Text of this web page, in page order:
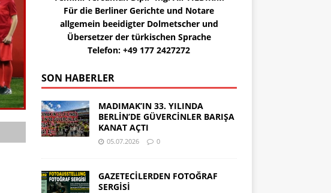
Für die Berliner Gerichte und Notare
allgemein beeidigter Dolmetscher und
Übersetzer der türkischen Sprache
Telefon: +49 177 2427272
SON HABERLER
MADIMAK’IN 33. YILINDA
BERLİN’DE GÜVERCİNLER BARIŞA
KANAT AÇTI
05.07.2026 0
GAZETECİLERDEN FOTOĞRAF
SERGİSİ